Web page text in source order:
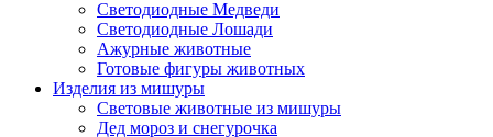
Светодиодные Медведи
Светодиодные Лошади
Ажурные животные
Готовые фигуры животных
Изделия из мишуры
Световые животные из мишуры
Дед мороз и снегурочка